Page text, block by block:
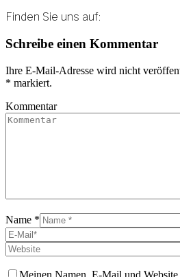
Finden Sie uns auf:
Linkedin
page
opens
in
new
window
E-
Mail
page
opens
new
window
Schreibe einen Kommentar
Ihre E-Mail-Adresse wird nicht
* markiert.
Kommentar
Name *
Meinen Namen, E-Mail und